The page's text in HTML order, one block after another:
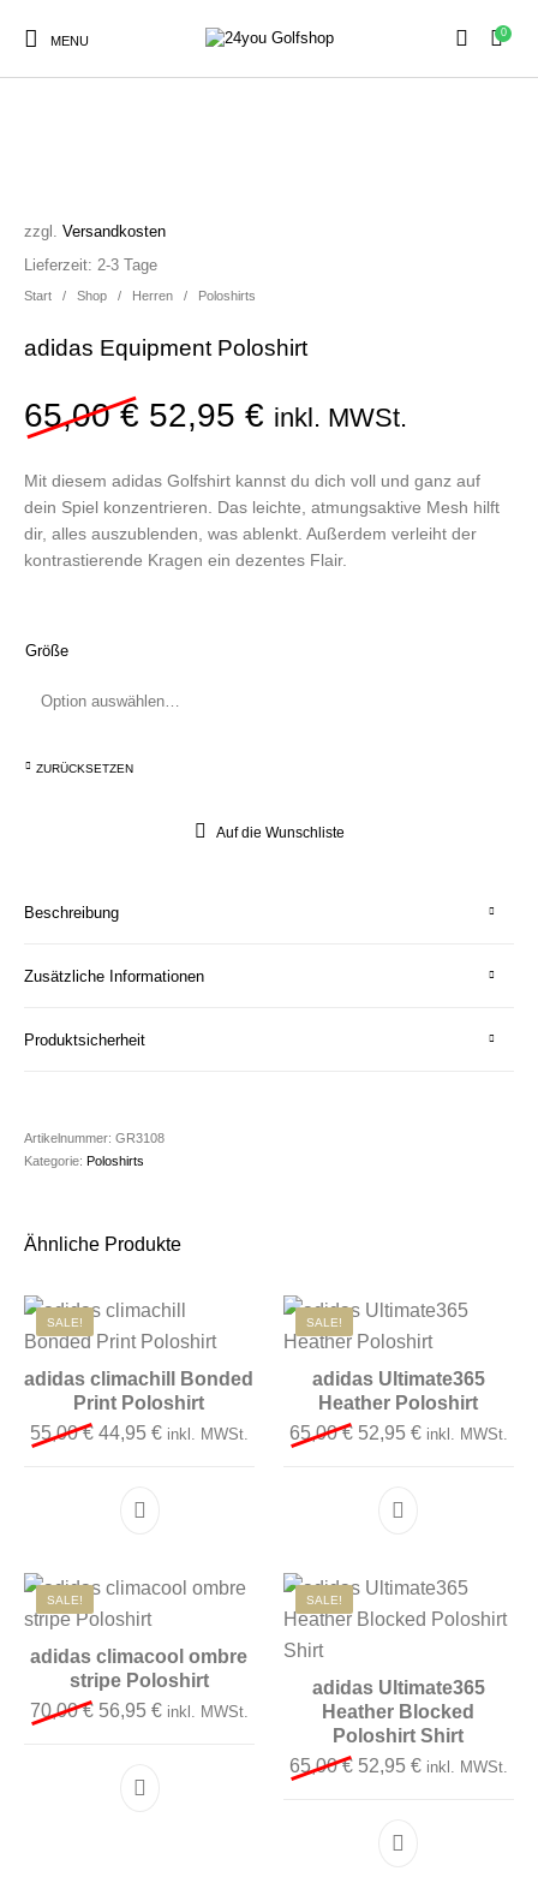
MENU
0
Zubehör
SALE!
Start / Shop / Herren / Poloshirts
adidas Equipment Poloshirt
65,00€ Ursprünglicher Preis
52,95€ Aktueller Preis
inkl. MWSt.
zzgl.Versandkosten
Mit diesem adidas Golfshirt kannst du dich voll und ganz auf
dein Spiel konzentrieren. Das leichte, atmungsaktive Mesh hilft
dir, alles auszublenden, was ablenkt. Außerdem verleiht der
kontrastierende Kragen ein dezentes Flair.
Lieferzeit:2-3 Tage
Größe
ZURÜCKSETZEN
Auf die Wunschliste
Beschreibung
Zusätzliche Informationen
Produktsicherheit
Artikelnummer:GR3108
Kategorie: Poloshirts
Ähnliche Produkte
SALE!
adidas climachill Bonded
Print Poloshirt
55,00€ Ursprünglicher Preis war: 55,00 €
44,95€Aktueller Preis ist: 44,95 €.
inkl. MWSt.
Dieses Produkt weist mehrere Varianten auf.
SALE!
adidas Ultimate365
Heather Poloshirt
65,00€ Ursprünglicher Preis
52,95 €Aktueller
inkl. MWSt.
Dieses Produkt
SALE!
adidas climacool ombre
stripe Poloshirt
70,00€ Ursprünglicher Preis war: 70,00 €
56,95€Aktueller Preis ist: 56,95 €.
inkl. MWSt.
Dieses Produkt weist mehrere Varianten auf.
SALE!
adidas Ultimate365
Heather Blocked
Poloshirt Shirt
65,00€ Ursprünglicher Preis
52,95 €Aktueller
inkl. MWSt.
Dieses Produkt